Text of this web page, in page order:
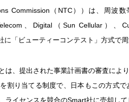
Commission（NTC））は、周波
、Digital（Sun Cellular）、
「ビューティーコンテスト」方式で周
は、提出された事業計画書の審査によ
割り当てる制度で、日本もこの方式
ライセンスを競合のSmart社に売却して